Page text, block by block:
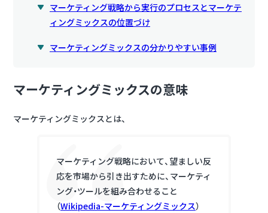
マーケティング戦略から実行のプロセスとマーケテ
ィングミックスの位置づけ
マーケティングミックスの分かりやすい事例
マーケティングミックスの意味
マーケティングミックスとは、
マーケティング戦略において、望ましい反
応を市場から引き出すために、 マーケティ
ング・ツールを組み合わせること
（Wikipedia-マーケティングミックス）